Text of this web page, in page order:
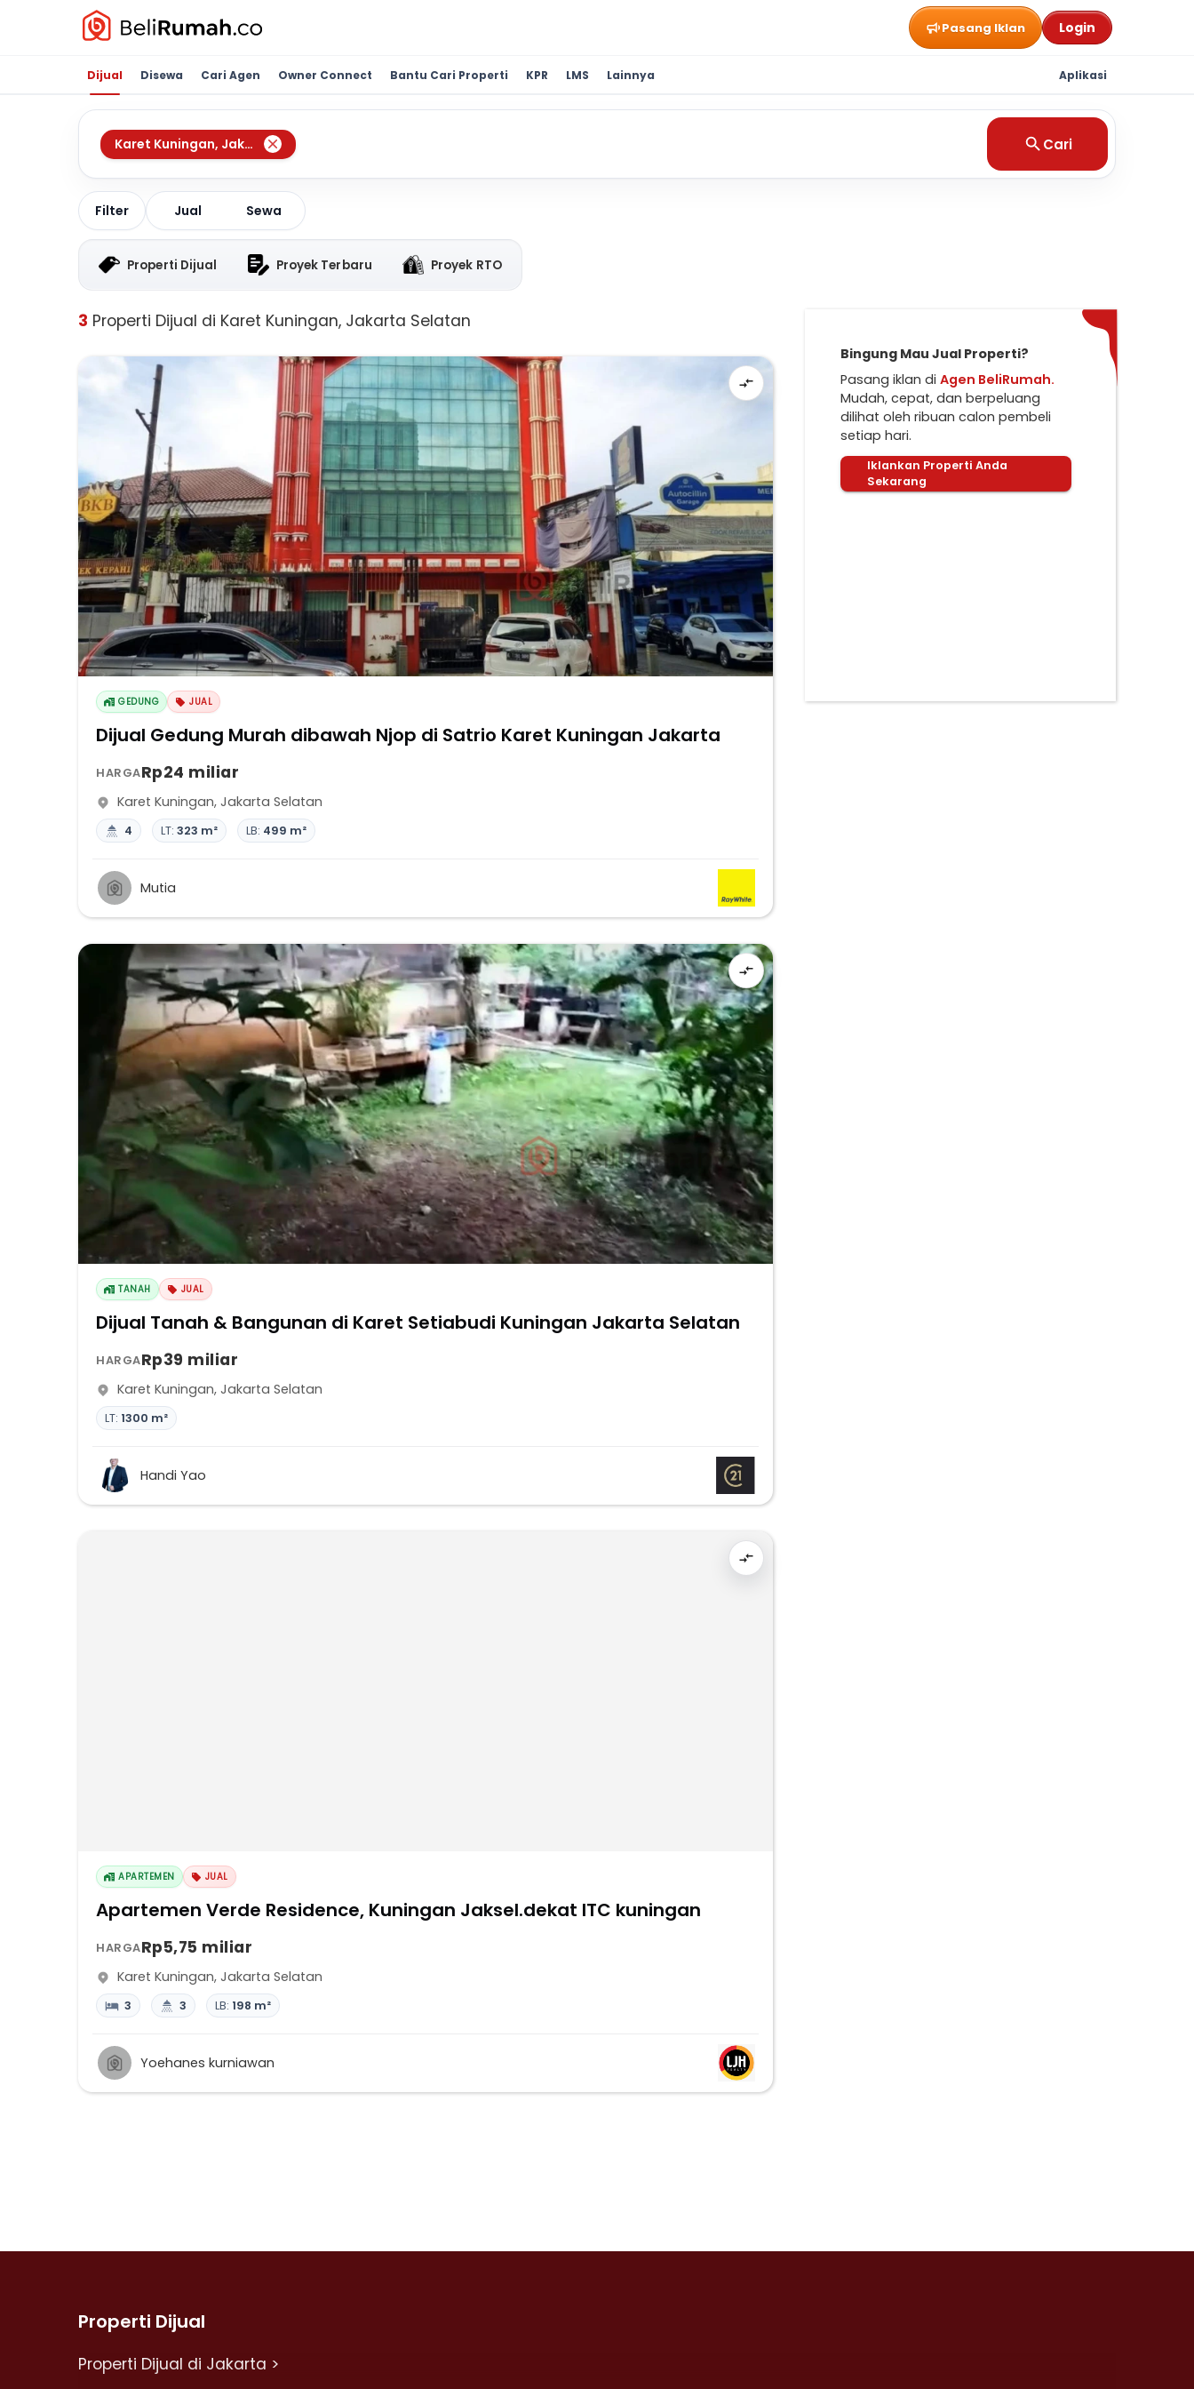
Pasang Iklan Login
Dijual Disewa Cari Agen Owner Connect Bantu Cari Properti KPR LMS Lainnya Aplikasi
Karet Kuningan, Jakarta Selatan Cari
Filter Jual Sewa
Properti Dijual Proyek Terbaru Proyek RTO
3 Properti Dijual di Karet Kuningan, Jakarta Selatan
GEDUNG JUAL
Dijual Gedung Murah dibawah Njop di Satrio Karet Kuningan Jakarta
HARGARp24 miliar
Karet Kuningan, Jakarta Selatan
4 LT: 323 m² LB: 499 m²
Mutia
TANAH JUAL
Dijual Tanah & Bangunan di Karet Setiabudi Kuningan Jakarta Selatan
HARGARp39 miliar
Karet Kuningan, Jakarta Selatan
LT: 1300 m²
Handi Yao
APARTEMEN JUAL
Apartemen Verde Residence, Kuningan Jaksel.dekat ITC kuningan
HARGARp5,75 miliar
Karet Kuningan, Jakarta Selatan
3 3 LB: 198 m²
Yoehanes kurniawan
Bingung Mau Jual Properti?
Pasang iklan di Agen BeliRumah.
Mudah, cepat, dan berpeluang
dilihat oleh ribuan calon pembeli
setiap hari.
Iklankan Properti Anda
Sekarang
Properti Dijual
Properti Dijual di Jakarta >